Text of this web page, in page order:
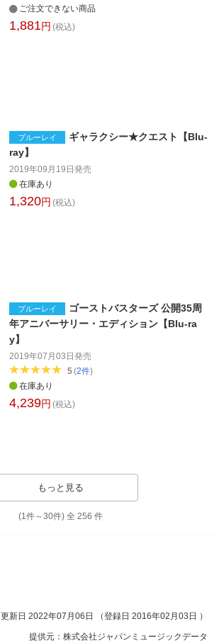
ご注文できない商品
1,881円 (税込)
ブルーレイ
ギャラクシー★クエスト【Blu-
ray】
2019年09月19日発売
在庫あり
1,320円 (税込)
ブルーレイ
ゴーストバスターズ 公開35周
年アニバーサリー・エディション【Blu-ra
y】
2019年07月03日発売
5(2件)
在庫あり
4,239円 (税込)
もっと見る
(1件～30件)全 256 件
更新日 2022年07月06日 （登録日 2016年02月03日 ）
提供元：株式会社ジャパンミュージックデータ